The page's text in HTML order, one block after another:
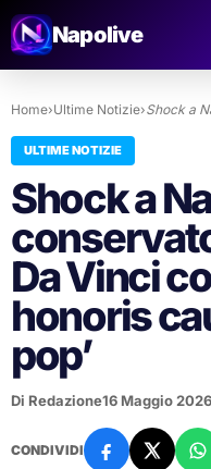
Napolive
Home›Ultime Notizie›Shock a
ULTIME NOTIZIE
Shock a
Da Vinci
honoris
pop’
Di Redazione16 Maggio
CONDIVIDI